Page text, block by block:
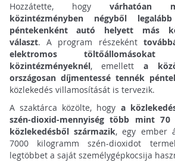
Hozzátette, hogy várhatóan
közintézményben négyből
péntekenként autó helyett más
választ. A program részeként
elektromos
közintézményeknél, emellett a
országosan díjmentessé tennék
közlekedés villamosítását is tervezik.
A szaktárca közölte, hogy a
szén-dioxid-mennyiség több mint
közlekedésből származik, egy ember
7000 kilogramm szén-dioxidot
legtöbbet a saját személygépkocsija